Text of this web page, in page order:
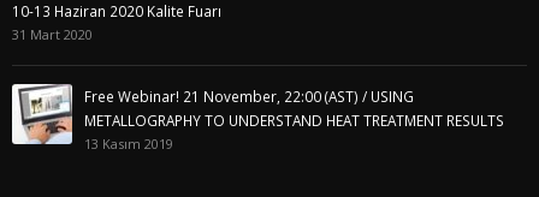
10-13 Haziran 2020 Kalite Fuarı
31 Mart 2020
Free Webinar! 21 November, 22:00 (AST) / USING
METALLOGRAPHY TO UNDERSTAND HEAT TREATMENT RESULTS
13 Kasım 2019